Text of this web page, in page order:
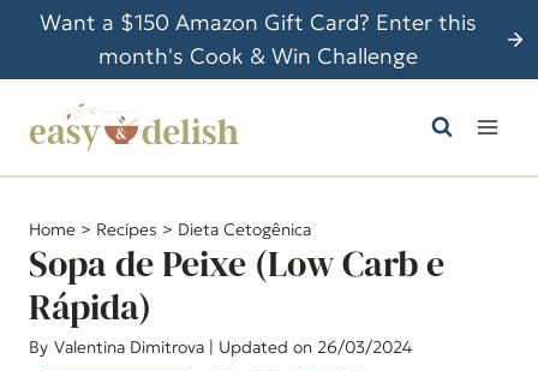
l
p
Want a $150 Amazon Gift Card? Enter this
month's Cook & Win Challenge
Home > Recipes > Dieta Cetogênica
Sopa de Peixe (Low Carb e
Rápida)
By Valentina Dimitrova | Updated on 26/03/2024